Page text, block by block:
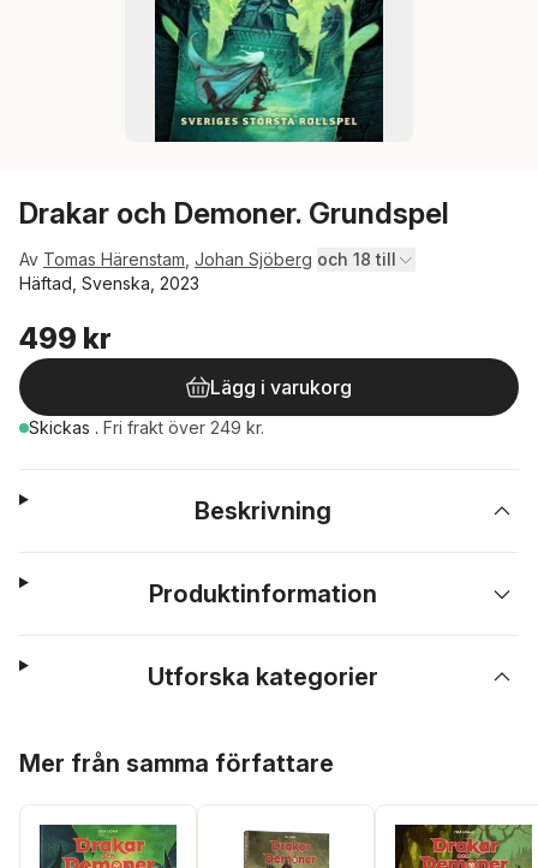
Drakar och Demoner. Grundspel
Av Tomas Härenstam Johan Sjöberg och 18 till
Häftad, Svenska, 2023
499 kr
Lägg i varukorg
Skickas . Fri frakt över 249 kr.
Beskrivning
Produktinformation
Utforska kategorier
Mer från samma författare